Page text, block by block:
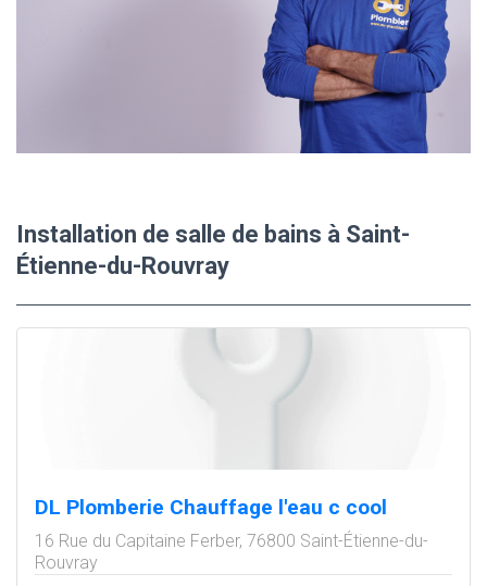
Installation de salle de bains à Saint-
Étienne-du-Rouvray
DL Plomberie Chauffage l'eau c cool
16 Rue du Capitaine Ferber, 76800 Saint-Étienne-du-
Rouvray